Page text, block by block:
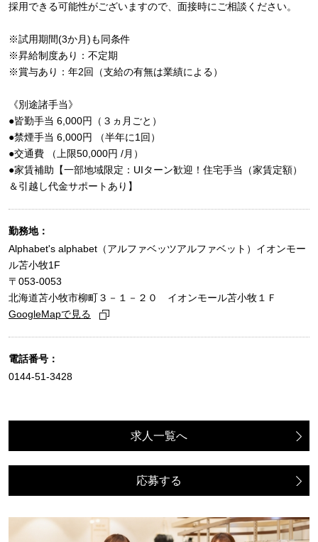
採用できる可能性がございますので、面接時にご相談ください。
※試用期間(3か月)も同条件
※昇給制度あり：不定期
※賞与あり：年2回（支給の有無は業績による）
《別途諸手当》
●皆勤手当 6,000円（３ヵ月ごと）
●禁煙手当 6,000円 （半年に1回）
●交通費 （上限50,000円 /月）
●家賃補助【一部地域限定：UIターン歓迎！住宅手当（家賃定額）
＆引越し代金サポートあり】
勤務地：
Alphabet's alphabet（アルファベッツアルファベット）イオンモー
ル苫小牧1F
〒053-0053
北海道苫小牧市柳町３－１－２０ イオンモール苫小牧１Ｆ
GoogleMapで見る
電話番号：
0144-51-3428
求人一覧へ
応募する